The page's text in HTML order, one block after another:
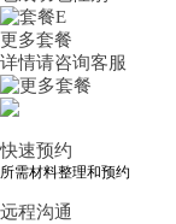
更多套餐
详情请咨询客服
快速预约
所需材料整理和预约
远程沟通